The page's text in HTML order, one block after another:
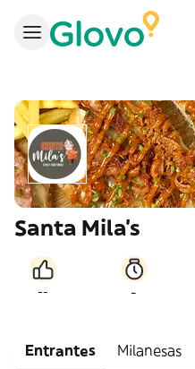
Santa Mila's
-- -
Entrantes Milanesas